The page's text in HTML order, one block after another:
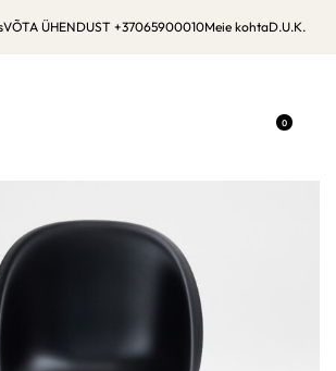
VÕTA ÜHENDUST +37065900010Meie kohtaD.U.K.
0